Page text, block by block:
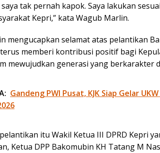
tak pernah kapok. Saya lakukan
Kepri,” kata Wagub Marlin.
mengucapkan selamat atas pelantikan
memberi kontribusi positif bagi
mewujudkan generasi yang berkarakter
Gandeng PWI Pusat, KJK Siap Gelar
itu Wakil Ketua III DPRD Kepri
Ketua DPP Bakomubin KH Tatang M